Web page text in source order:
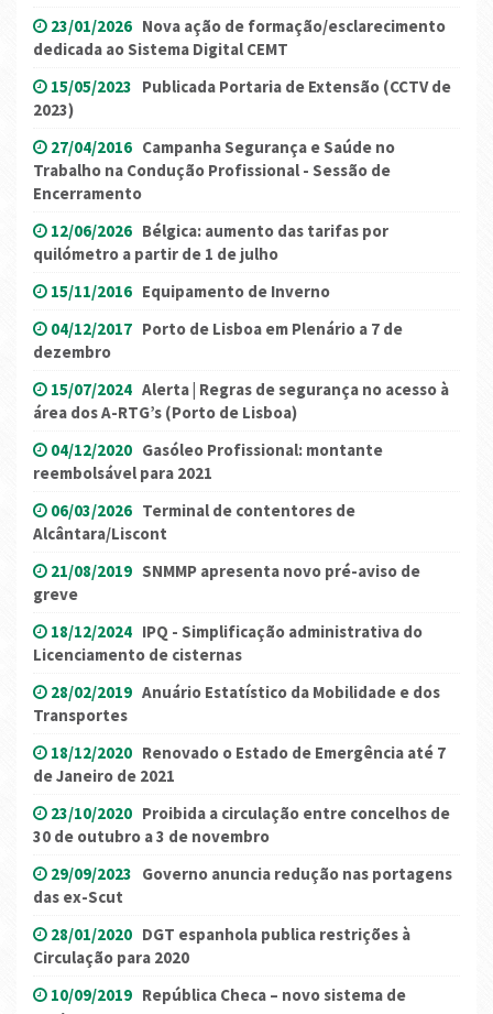
23/01/2026 Nova ação de formação/esclarecimento
dedicada ao Sistema Digital CEMT
15/05/2023 Publicada Portaria de Extensão (CCTV de
2023)
27/04/2016 Campanha Segurança e Saúde no
Trabalho na Condução Profissional - Sessão de
Encerramento
12/06/2026 Bélgica: aumento das tarifas por
quilómetro a partir de 1 de julho
15/11/2016 Equipamento de Inverno
04/12/2017 Porto de Lisboa em Plenário a 7 de
dezembro
15/07/2024 Alerta | Regras de segurança no acesso à
área dos A-RTG’s (Porto de Lisboa)
04/12/2020 Gasóleo Profissional: montante
reembolsável para 2021
06/03/2026 Terminal de contentores de
Alcântara/Liscont
21/08/2019 SNMMP apresenta novo pré-aviso de
greve
18/12/2024 IPQ - Simplificação administrativa do
Licenciamento de cisternas
28/02/2019 Anuário Estatístico da Mobilidade e dos
Transportes
18/12/2020 Renovado o Estado de Emergência até 7
de Janeiro de 2021
23/10/2020 Proibida a circulação entre concelhos de
30 de outubro a 3 de novembro
29/09/2023 Governo anuncia redução nas portagens
das ex-Scut
28/01/2020 DGT espanhola publica restrições à
Circulação para 2020
10/09/2019 República Checa – novo sistema de